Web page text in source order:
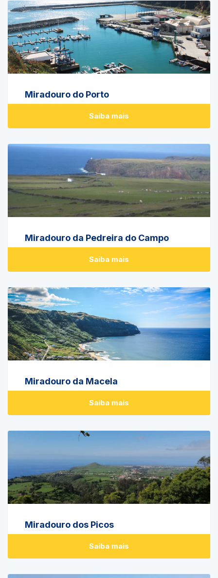
Miradouro do Porto
Saiba mais
Miradouro da Pedreira do Campo
Saiba mais
Miradouro da Macela
Saiba mais
Miradouro dos Picos
Saiba mais